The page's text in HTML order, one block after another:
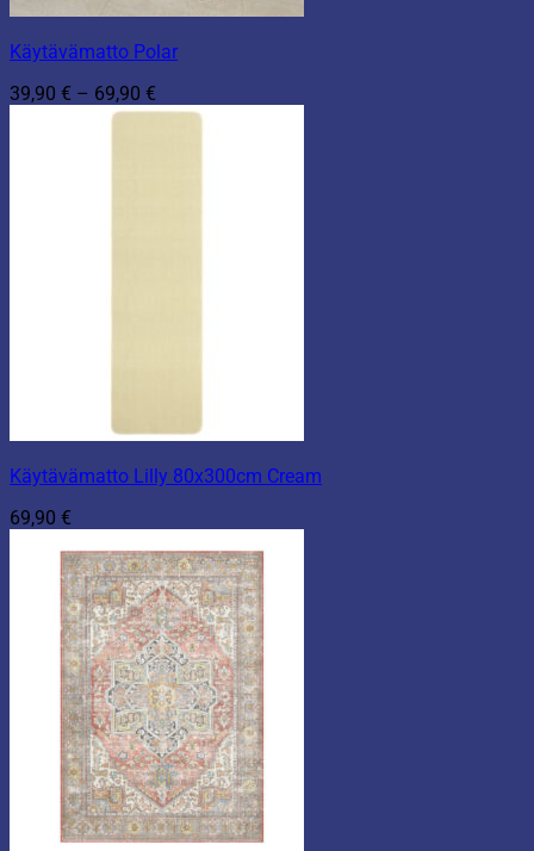
Käytävämatto Polar
39,90 € – 69,90 €
39,90 €
Käytävämatto Lilly 80x300cm Cream
69,90 €